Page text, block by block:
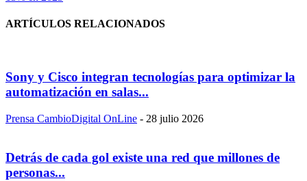
ARTÍCULOS RELACIONADOS
Sony y Cisco integran tecnologías para optimizar la
automatización en salas...
Prensa CambioDigital OnLine - 28 julio 2026
Detrás de cada gol existe una red que millones de
personas...